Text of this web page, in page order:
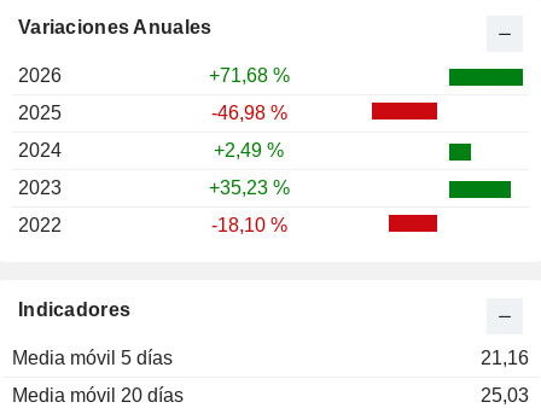
Indicadores
Media móvil 5 días
21,16
Media móvil 20 días
25,03
Variaciones Anuales
2026
+71,68 %
2025
-46,98 %
2024
+2,49 %
2023
+35,23 %
2022
-18,10 %